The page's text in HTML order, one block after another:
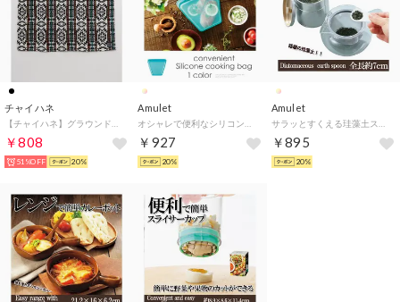
チャイハネ
￥808
51%OFF 20%
Amulet
￥927
20%
Amulet
￥895
20%